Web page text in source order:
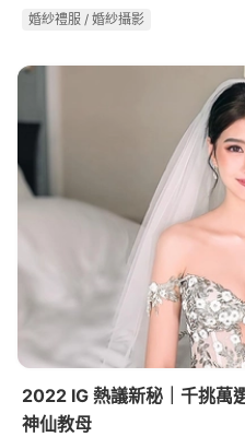
學台北婚紗攝影-大同大學穿上
婚紗禮服 / 婚紗攝影
2022 IG 熱議新秘｜千挑萬
神仙教母